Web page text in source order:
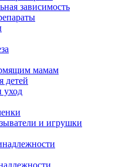
зависимость
мамам
детей
уход
и игрушки